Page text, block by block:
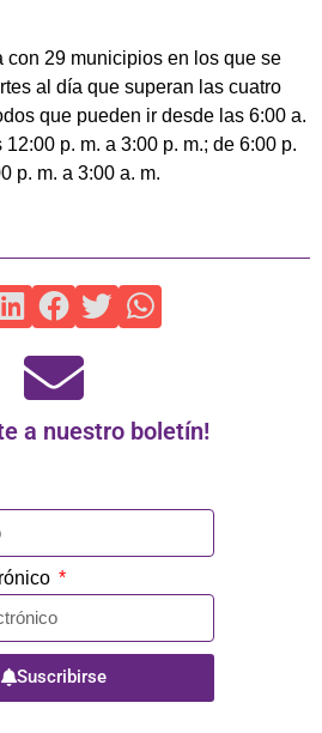
con 29 municipios en los que se
al día que superan las cuatro
que pueden ir desde las 6:00 a.
p. m. a 3:00 p. m.; de 6:00 p.
p. m. a 3:00 a. m.
a nuestro boletín!
Suscribirse